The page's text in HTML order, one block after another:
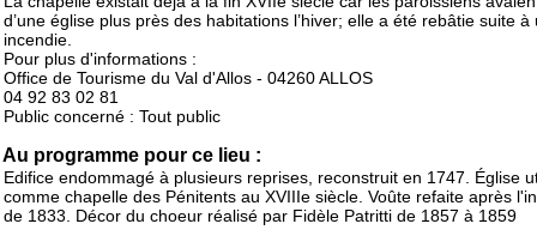
d’une église plus près des habitations l’hiver; elle a été rebâtie suite à
incendie.
Pour plus d'informations :
Office de Tourisme du Val d'Allos - 04260 ALLOS
04 92 83 02 81
Public concerné : Tout public
Au programme pour ce lieu :
Edifice endommagé à plusieurs reprises, reconstruit en 1747. Église
comme chapelle des Pénitents au XVIIIe siècle. Voûte refaite après
de 1833. Décor du choeur réalisé par Fidèle Patritti de 1857 à 1859